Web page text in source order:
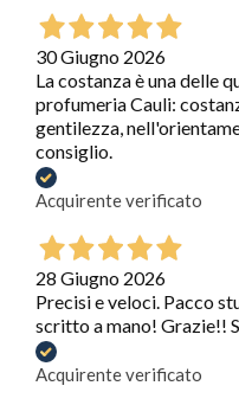
30 Giugno 2026
La costanza è una delle
profumeria Cauli:
gentilezza,
consiglio.
Acquirente verificato
28 Giugno 2026
Precisi e veloci. Pacco
scritto a mano! Grazie!!
Acquirente verificato